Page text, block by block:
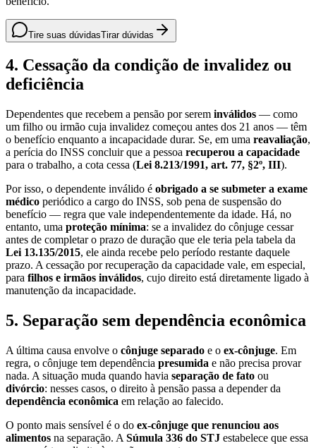
Tire suas dúvidasTirar dúvidas
4. Cessação da condição de invalidez ou
deficiência
Dependentes que recebem a pensão por serem inválidos — como
um filho ou irmão cuja invalidez começou antes dos 21 anos — têm
o benefício enquanto a incapacidade durar. Se, em uma reavaliação,
a perícia do INSS concluir que a pessoa recuperou a capacidade
para o trabalho, a cota cessa (Lei 8.213/1991, art. 77, §2º, III).
Por isso, o dependente inválido é obrigado a se submeter a exame
médico periódico a cargo do INSS, sob pena de suspensão do
benefício — regra que vale independentemente da idade. Há, no
entanto, uma proteção mínima: se a invalidez do cônjuge cessar
antes de completar o prazo de duração que ele teria pela tabela da
Lei 13.135/2015, ele ainda recebe pelo período restante daquele
prazo. A cessação por recuperação da capacidade vale, em especial,
para filhos e irmãos inválidos, cujo direito está diretamente ligado à
manutenção da incapacidade.
5. Separação sem dependência econômica
A última causa envolve o cônjuge separado e o ex-cônjuge. Em
regra, o cônjuge tem dependência presumida e não precisa provar
nada. A situação muda quando havia separação de fato ou
divórcio: nesses casos, o direito à pensão passa a depender da
dependência econômica em relação ao falecido.
O ponto mais sensível é o do ex-cônjuge que renunciou aos
alimentos na separação. A Súmula 336 do STJ estabelece que essa